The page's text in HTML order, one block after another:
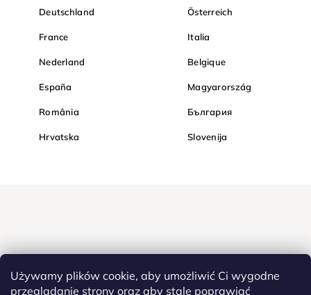
Używamy plików cookie, aby umożliwić Ci wygodne
przeglądanie strony oraz aby stale poprawiać
Deutschland Österreich
France Italia
Nederland Belgique
España Magyarország
România България
Hrvatska Slovenija